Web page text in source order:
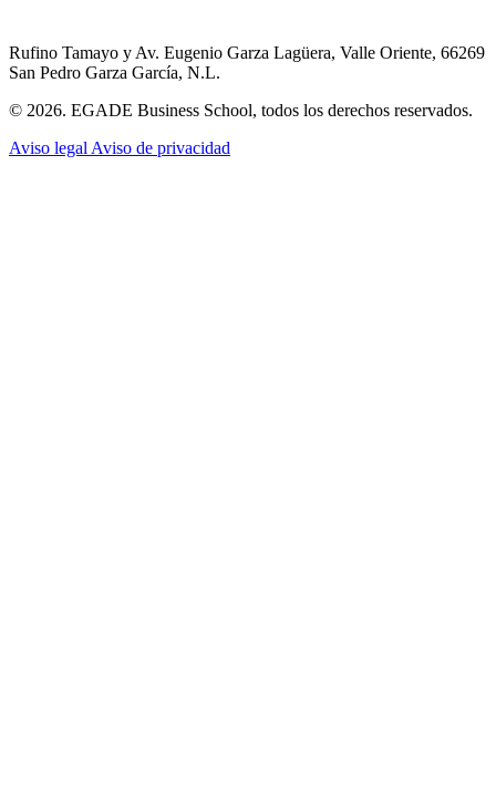
Rufino Tamayo y Av. Eugenio Garza Lagüera, Valle Oriente, 66269
San Pedro Garza García, N.L.
© 2026. EGADE Business School, todos los derechos reservados.
Aviso legal Aviso de privacidad